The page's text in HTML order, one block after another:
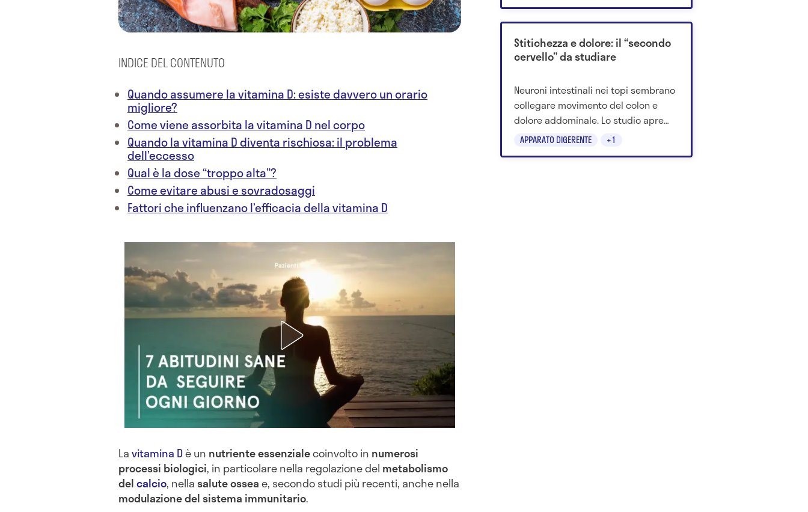
INDICE DEL CONTENUTO
Quando assumere la vitamina D: esiste davvero un orario
migliore?
Come viene assorbita la vitamina D nel corpo
Quando la vitamina D diventa rischiosa: il problema
dell’eccesso
Qual è la dose “troppo alta”?
Come evitare abusi e sovradosaggi
Fattori che influenzano l’efficacia della vitamina D
Lavitamina Dè un nutriente essenzialecoinvolto in numerosi
processi biologici, in particolare nella regolazione del metabolismo
delcalcio, nellasalute osseae, secondo studi più recenti, anche nella
modulazione del sistema immunitario.
APPARATO DIGERENTE +1
Stitichezza e dolore: il “secondo
cervello” da studiare
Neuroni intestinali nei topi sembrano
collegare movimento del colon e
dolore addominale. Lo studio apre
nuove ipotesi, ma servono conferme.